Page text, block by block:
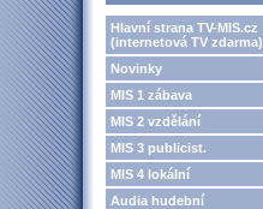
Hlavní strana TV-MIS.cz
(internetová TV zdarma)
Novinky
MIS 1 zábava
MIS 2 vzdělání
MIS 3 publicist.
MIS 4 lokální
Audia hudební